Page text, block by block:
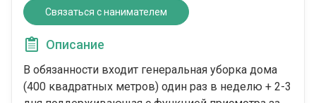
Связаться с нанимателем
Описание
В обязанности входит генеральная уборка дома
(400 квадратных метров) один раз в неделю + 2-3